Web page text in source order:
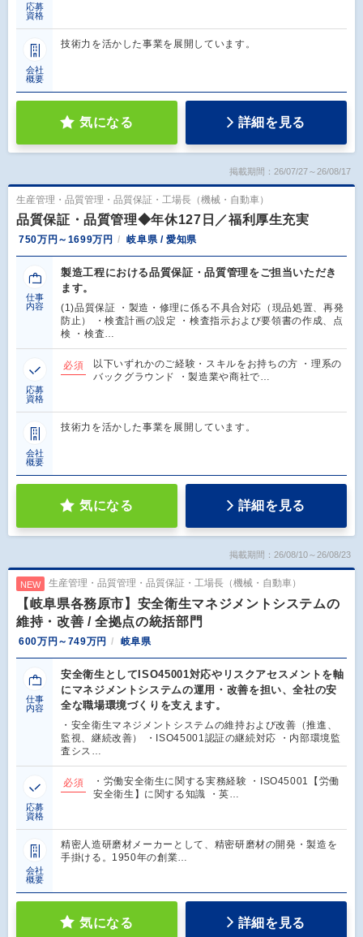
応募
資格
会社
概要
技術力を活かした事業を展開しています。
気になる 詳細を見る
掲載期間：26/07/27～26/08/17
生産管理・品質管理・品質保証・工場長（機械・自動車）
品質保証・品質管理◆年休127日／福利厚生充実
750万円～1699万円 岐阜県 / 愛知県
仕事
内容
製造工程における品質保証・品質管理をご担当いただき
ます。
(1)品質保証 ・製造・修理に係る不具合対応（現品処置、再発
防止） ・検査計画の設定 ・検査指示および要領書の作成、点
検 ・検査…
応募
資格
必須
以下いずれかのご経験・スキルをお持ちの方 ・理系の
バックグラウンド ・製造業や商社で…
会社
概要
技術力を活かした事業を展開しています。
気になる 詳細を見る
掲載期間：26/08/10～26/08/23
NEW 生産管理・品質管理・品質保証・工場長（機械・自動車）
【岐阜県各務原市】安全衛生マネジメントシステムの
維持・改善 / 全拠点の統括部門
600万円～749万円 岐阜県
仕事
内容
安全衛生としてISO45001対応やリスクアセスメントを軸
にマネジメントシステムの運用・改善を担い、全社の安
全な職場環境づくりを支えます。
・安全衛生マネジメントシステムの維持および改善（推進、
監視、継続改善） ・ISO45001認証の継続対応 ・内部環境監
査シス…
応募
資格
必須
・労働安全衛生に関する実務経験 ・ISO45001【労働
安全衛生】に関する知識 ・英…
会社
概要
精密人造研磨材メーカーとして、精密研磨材の開発・製造を
手掛ける。1950年の創業…
気になる 詳細を見る